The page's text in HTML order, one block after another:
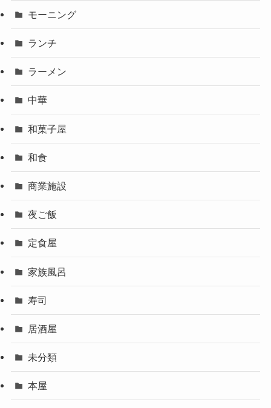
モーニング
ランチ
ラーメン
中華
和菓子屋
和食
商業施設
夜ご飯
定食屋
家族風呂
寿司
居酒屋
未分類
本屋